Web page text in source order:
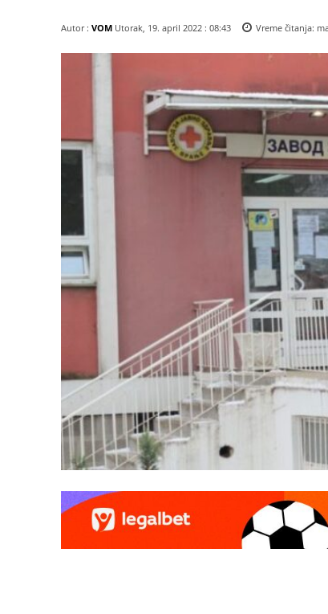
Autor : VOM Utorak, 19. april 2022 : 08:43 Vreme čitanja: